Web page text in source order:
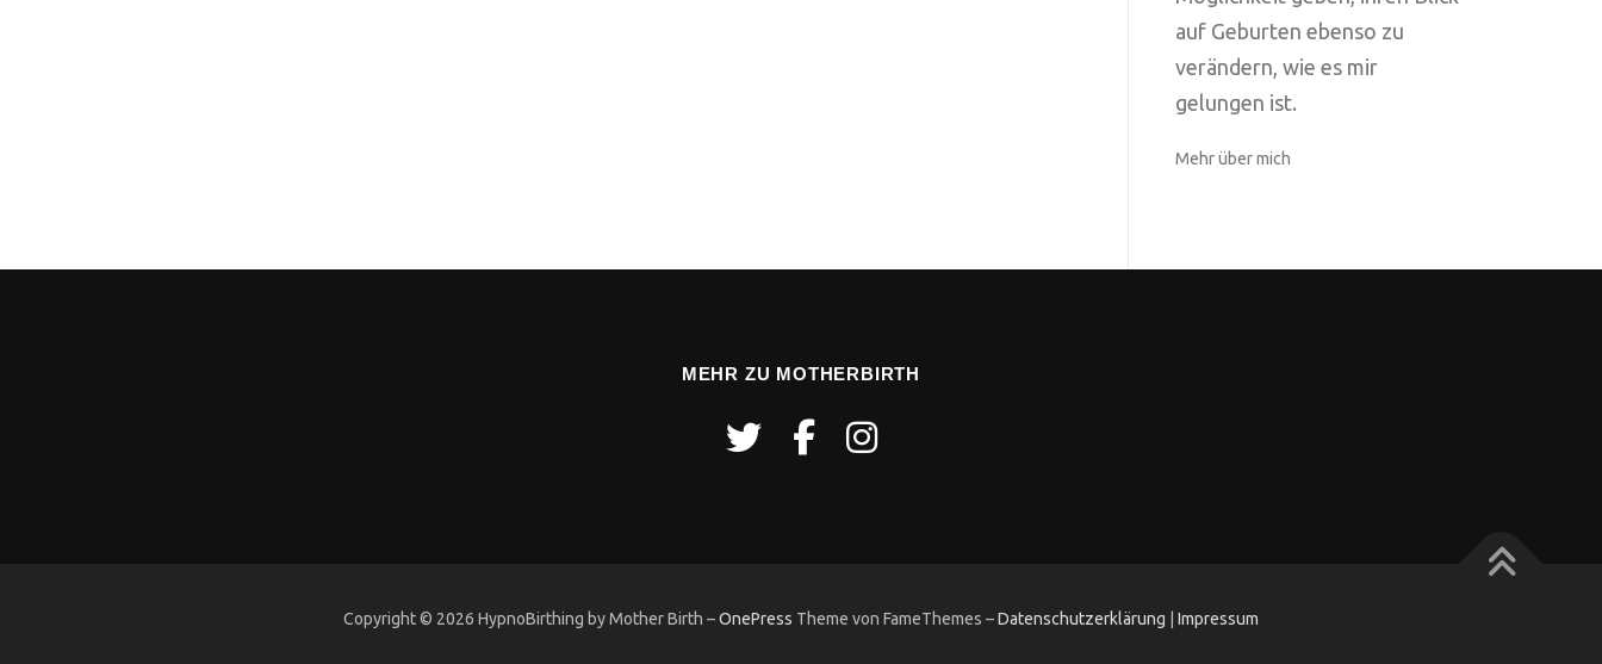
auf Geburten ebenso zu
verändern, wie es mir
gelungen ist.
Mehr über mich
MEHR ZU MOTHERBIRTH
Copyright © 2026 HypnoBirthing by Mother Birth –OnePress Theme von FameThemes –Datenschutzerklärung Impressum